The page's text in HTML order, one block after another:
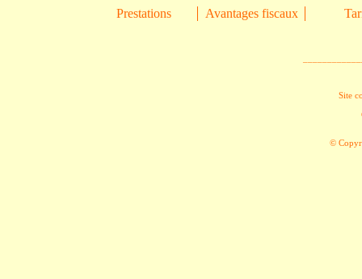
Prestations Avantages fiscaux
Site
©